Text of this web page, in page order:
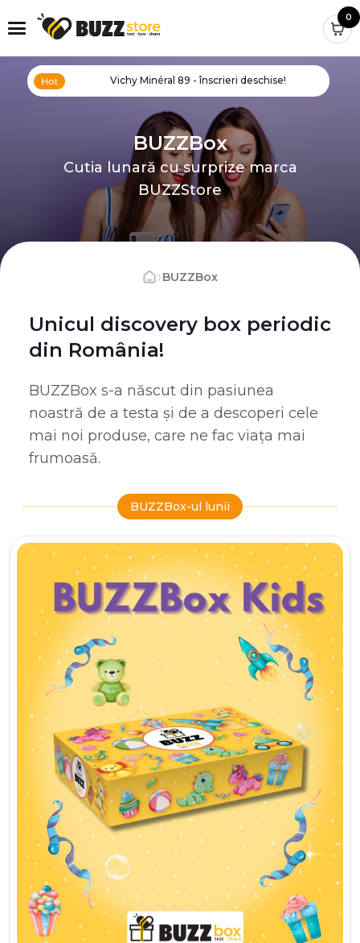
0
Vichy Minéral 89 - înscrieri deschise!
BUZZBox
Cutia lunară cu surprize marca
BUZZStore
›BUZZBox
Unicul discovery box periodic
din România!
BUZZBox s-a născut din pasiunea
noastră de a testa și de a descoperi cele
mai noi produse, care ne fac viața mai
frumoasă.
BUZZBox-ul lunii